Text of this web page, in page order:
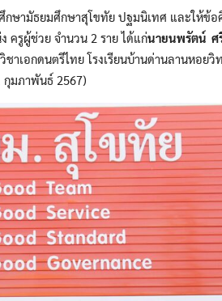
กษามัธยมศึกษาสุโขทัย ปฐมนิเทศ และให้ข้
ครูผู้ช่วย จำนวน 2 ราย ได้แก่นายนพรัตน์ ศ
วิชาเอกดนตรีไทย โรงเรียนบ้านด่า
มภาพันธ์ 2567)